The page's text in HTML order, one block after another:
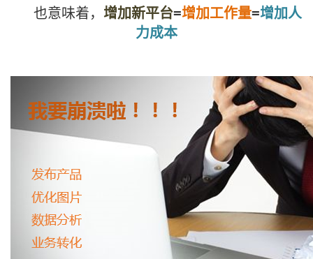
也意味着， 增加新平台=增加工作量=增加人
力成本